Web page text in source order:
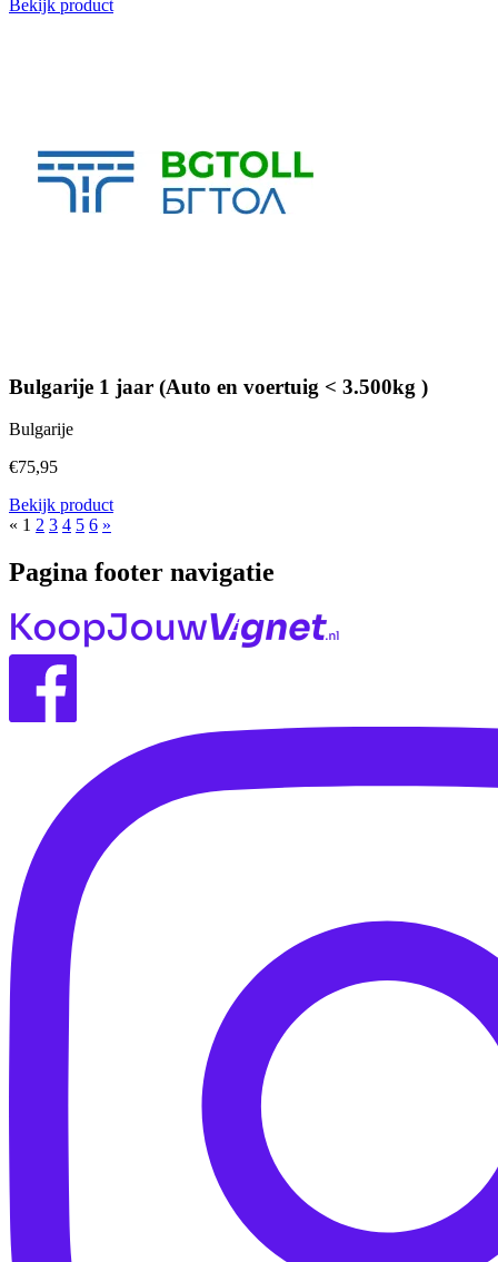
Bekijk product
Bulgarije 1 jaar (Auto en voertuig < 3.500kg )
Bulgarije
€75,95
Bekijk product
« 1 2 3 4 5 6 »
Pagina footer navigatie